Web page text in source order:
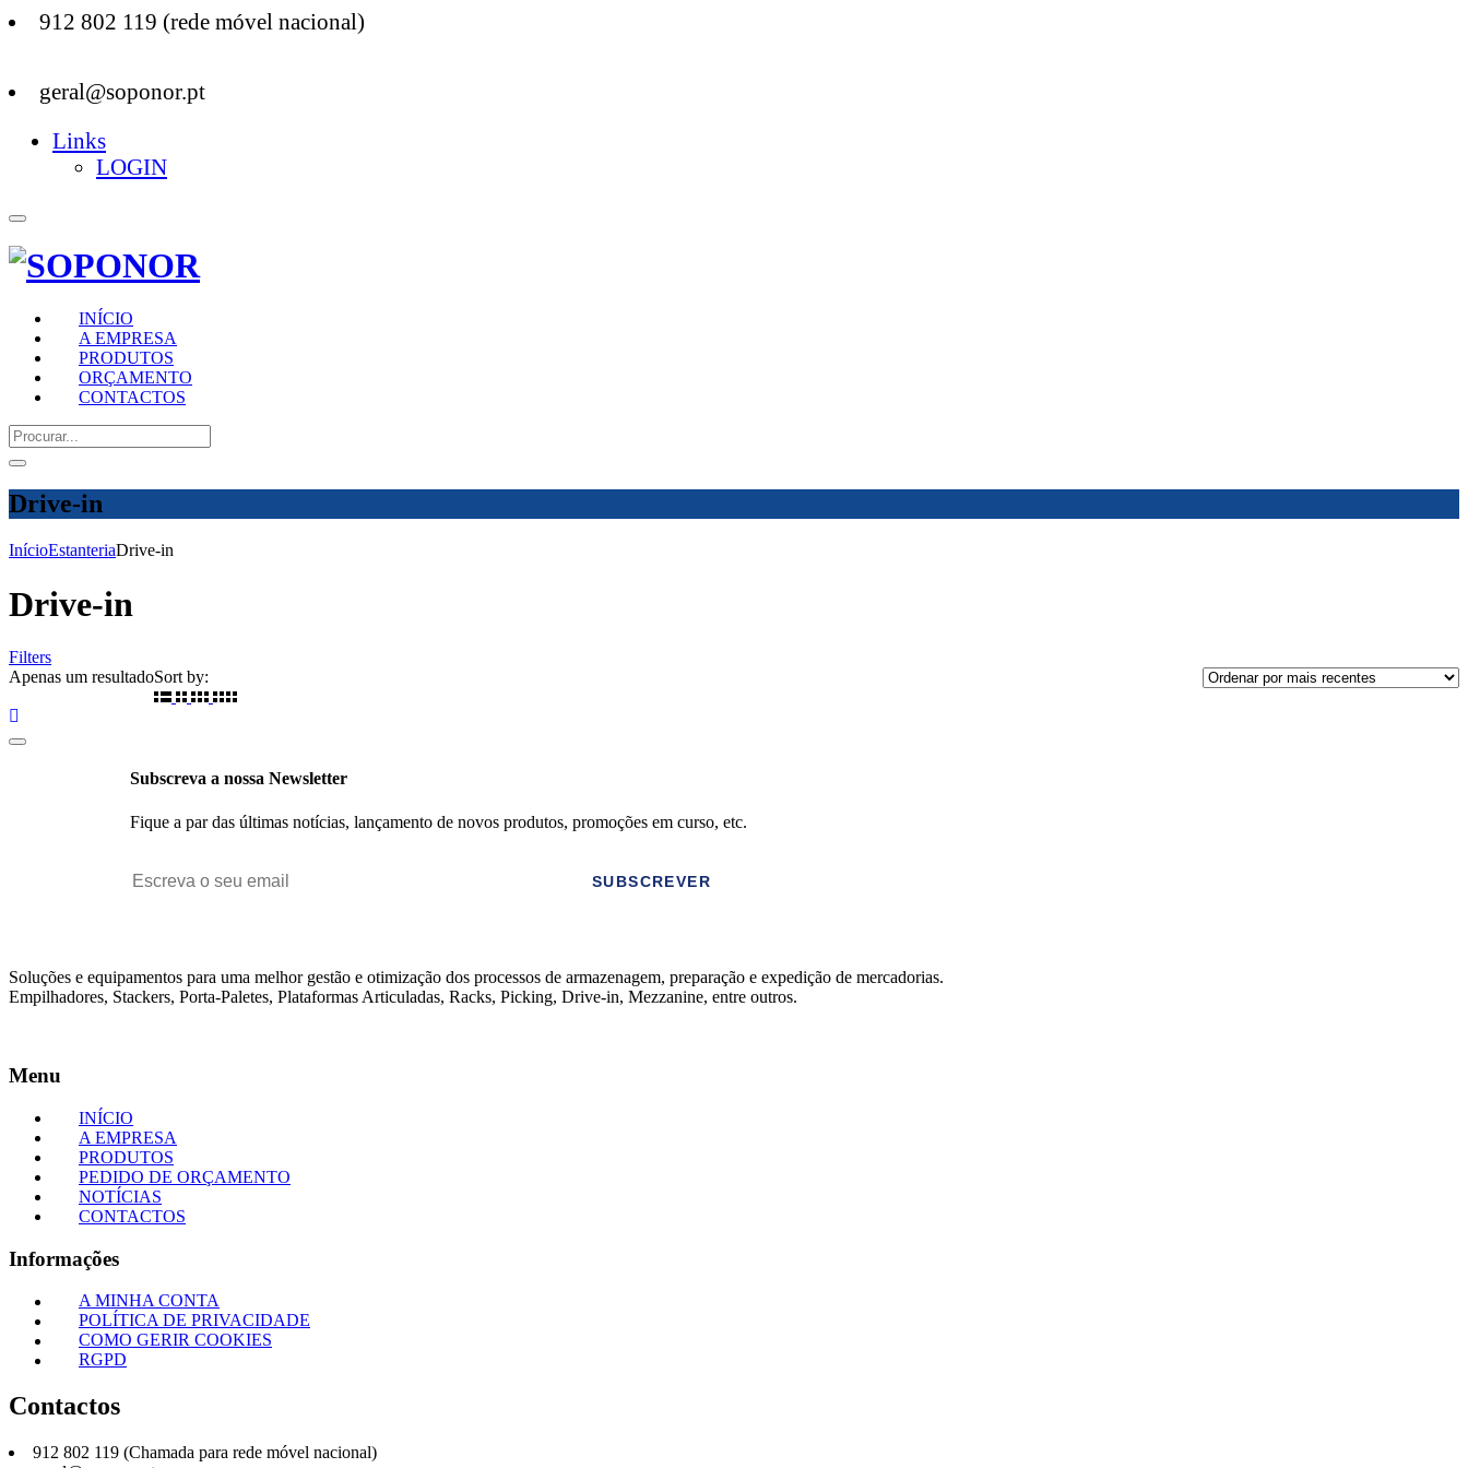
912 802 119 (rede móvel nacional)
geral@soponor.pt
Links
LOGIN
INÍCIO
A EMPRESA
PRODUTOS
ORÇAMENTO
CONTACTOS
Drive-in
InícioEstanteriaDrive-in
Drive-in
Filters
Apenas um resultadoSort by:
Subscreva a nossa Newsletter
Fique a par das últimas notícias, lançamento de novos produtos, promoções em curso, etc.
SUBSCREVER
Soluções e equipamentos para uma melhor gestão e otimização dos processos de armazenagem, preparação e expedição de mercadorias.
Empilhadores, Stackers, Porta-Paletes, Plataformas Articuladas, Racks, Picking, Drive-in, Mezzanine, entre outros.
Menu
INÍCIO
A EMPRESA
PRODUTOS
PEDIDO DE ORÇAMENTO
NOTÍCIAS
CONTACTOS
Informações
A MINHA CONTA
POLÍTICA DE PRIVACIDADE
COMO GERIR COOKIES
RGPD
Contactos
912 802 119 (Chamada para rede móvel nacional)